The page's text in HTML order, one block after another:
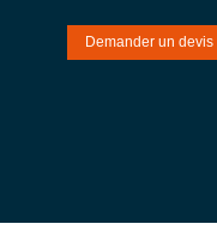
Demander un devis